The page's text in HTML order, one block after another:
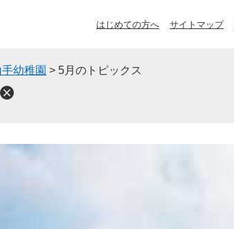
はじめての方へ サイトマップ
幼稚園 > 5月のトピックス